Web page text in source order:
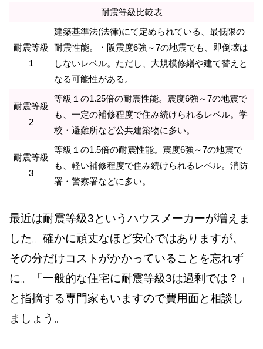
耐震等級比較表
耐震等級
1
建築基準法(法律)にて定められている、最低限の
耐震性能。・阪震度6強～7の地震でも、即倒壊は
しないレベル。ただし、大規模修繕や建て替えと
なる可能性がある。
耐震等級
2
等級１の1.25倍の耐震性能。震度6強～7の地震で
も、一定の補修程度で住み続けられるレベル。学
校・避難所など公共建築物に多い。
耐震等級
3
等級１の1.5倍の耐震性能。震度6強～7の地震で
も、軽い補修程度で住み続けられるレベル。消防
署・警察署などに多い。
最近は耐震等級3というハウスメーカーが増えま
した。確かに頑丈なほど安心ではありますが、
その分だけコストがかかっていることを忘れず
に。「一般的な住宅に耐震等級3は過剰では？」
と指摘する専門家もいますので費用面と相談し
ましょう。